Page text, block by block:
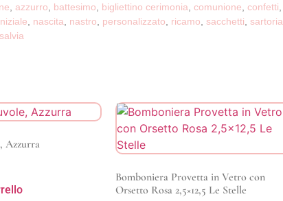
azzurro battesimo bigliettino cerimonia comunione confetti
nascita nastro personalizzato ricamo sacchetti sartoria
Azzurra
Bomboniera Provetta in Vetro con
Orsetto Rosa 2,5×12,5 Le Stelle